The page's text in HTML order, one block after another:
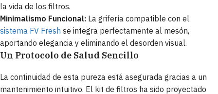
la vida de los filtros.
Minimalismo Funcional: La grifería compatible con el
sistema FV Fresh se integra perfectamente al mesón,
aportando elegancia y eliminando el desorden visual.
Un Protocolo de Salud Sencillo
La continuidad de esta pureza está asegurada gracias a un
mantenimiento intuitivo. El kit de filtros ha sido proyectado